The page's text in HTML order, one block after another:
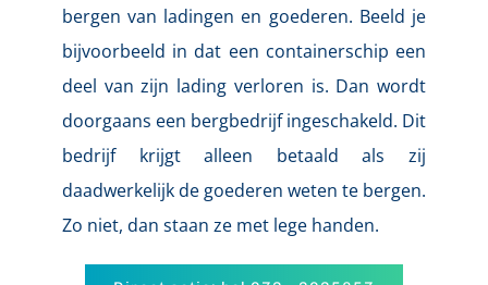
bergen van ladingen en goederen. Beeld je
bijvoorbeeld in dat een containerschip een
deel van zijn lading verloren is. Dan wordt
doorgaans een bergbedrijf ingeschakeld. Dit
bedrijf krijgt alleen betaald als zij
daadwerkelijk de goederen weten te bergen.
Zo niet, dan staan ze met lege handen.